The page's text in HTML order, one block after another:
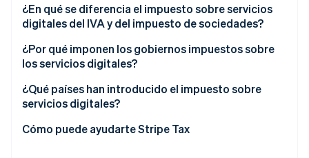
¿En qué se diferencia el impuesto sobre servicios
digitales del IVA y del impuesto de sociedades?
¿Por qué imponen los gobiernos impuestos sobre
los servicios digitales?
¿Qué países han introducido el impuesto sobre
servicios digitales?
Cómo puede ayudarte Stripe Tax